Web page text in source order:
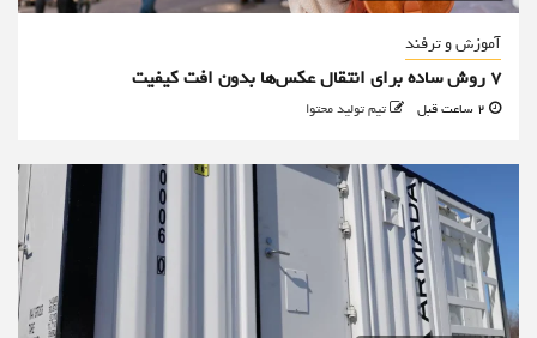
آموزش و ترفند
۷ روش ساده برای انتقال عکس‌ها بدون افت کیفیت
تیم تولید محتوا